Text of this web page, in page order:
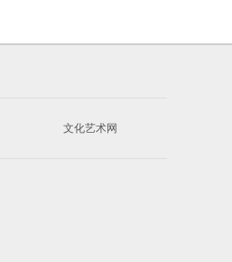
文化艺术网